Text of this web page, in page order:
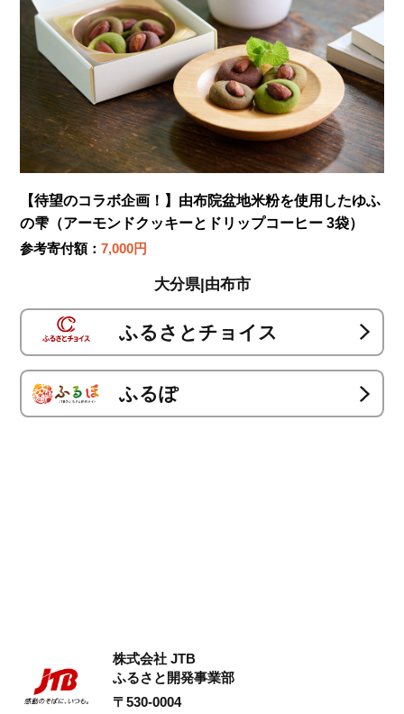
【待望のコラボ企画！】由布院盆地米粉を使用したゆふ
の雫（アーモンドクッキーとドリップコーヒー 3袋）
参考寄付額：7,000円
大分県|由布市
ふるさとチョイス
ふるぽ
株式会社 JTB
ふるさと開発事業部
〒530-0004